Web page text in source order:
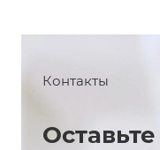
Контакты